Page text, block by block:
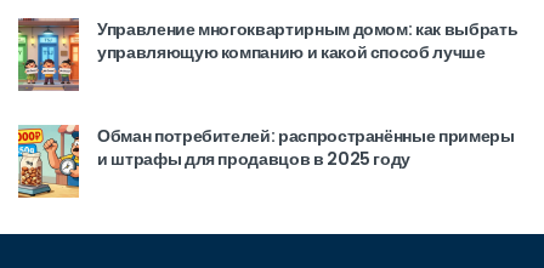
Управление многоквартирным домом: как выбрать
управляющую компанию и какой способ лучше
Обман потребителей: распространённые примеры
и штрафы для продавцов в 2025 году